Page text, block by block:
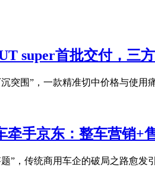
super首批交付，三
突围”，一款精准切中价格与使
牵手京东：整车营销+
”，传统商用车企的破局之路愈